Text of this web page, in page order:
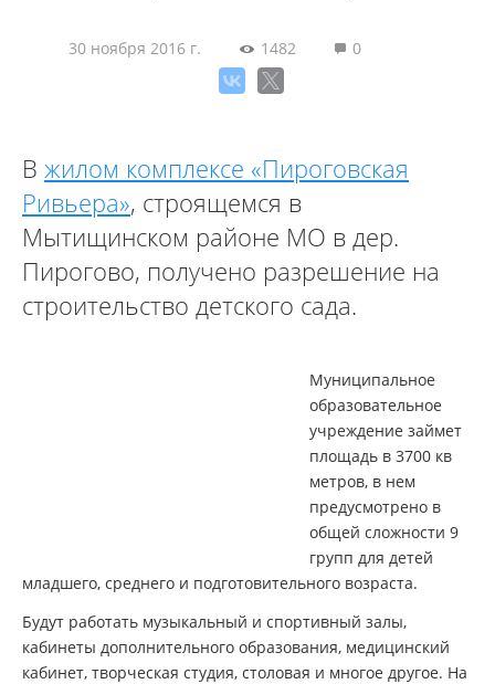
30 ноября 2016 г. 1482 0
В жилом комплексе «Пироговская
Ривьера», строящемся в
Мытищинском районе МО в дер.
Пирогово, получено разрешение на
строительство детского сада.
Муниципальное
образовательное
учреждение займет
площадь в 3700 кв
метров, в нем
предусмотрено в
общей сложности 9
групп для детей
младшего, среднего и подготовительного возраста.
Будут работать музыкальный и спортивный залы,
кабинеты дополнительного образования, медицинский
кабинет, творческая студия, столовая и многое другое. На